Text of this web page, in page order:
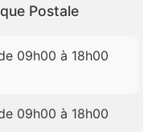
Postale
09h00 à 18h00
09h00 à 18h00